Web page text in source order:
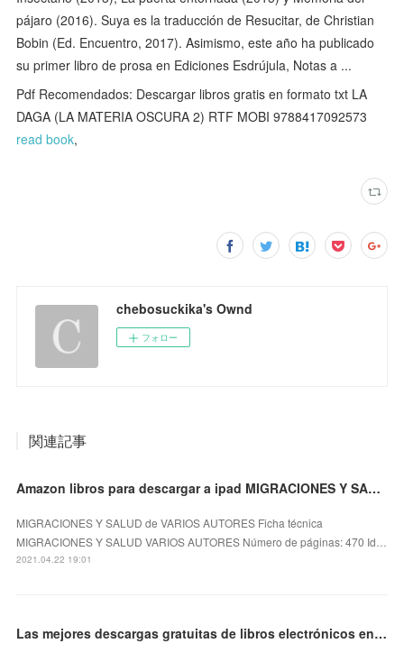
pájaro (2016). Suya es la traducción de Resucitar, de Christian
Bobin (Ed. Encuentro, 2017). Asimismo, este año ha publicado
su primer libro de prosa en Ediciones Esdrújula, Notas a ...
Pdf Recomendados: Descargar libros gratis en formato txt LA
DAGA (LA MATERIA OSCURA 2) RTF MOBI 9788417092573
read book,
chebosuckika's Ownd
フォロー
関連記事
Amazon libros para descargar a ipad MIGRACIONES Y SALUD
MIGRACIONES Y SALUD de VARIOS AUTORES Ficha técnica
MIGRACIONES Y SALUD VARIOS AUTORES Número de páginas: 470 Id…
2021.04.22 19:01
Las mejores descargas gratuitas de libros electrónicos en pdf PISO PARA DOS